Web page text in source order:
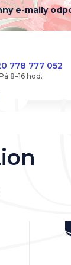
e-maily
778 777 052